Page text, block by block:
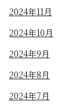
2024年11月
2024年10月
2024年9月
2024年8月
2024年7月